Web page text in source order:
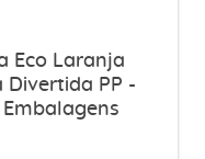
Eco Laranja
Divertida PP -
Embalagens